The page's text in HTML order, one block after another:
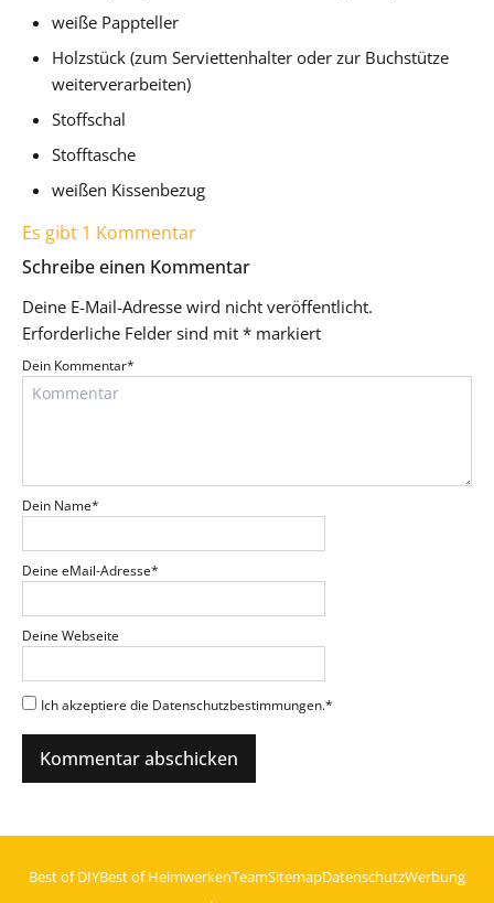
weiße Pappteller
Holzstück (zum Serviettenhalter oder zur Buchstütze
weiterverarbeiten)
Stoffschal
Stofftasche
weißen Kissenbezug
Es gibt 1 Kommentar
Schreibe einen Kommentar
Deine E-Mail-Adresse wird nicht veröffentlicht.
Erforderliche Felder sind mit * markiert
Dein Kommentar*
Dein Name*
Deine eMail-Adresse*
Deine Webseite
Ich akzeptiere die Datenschutzbestimmungen.*
Best of DIYBest of HeimwerkenTeamSitemapDatenschutzWerbung